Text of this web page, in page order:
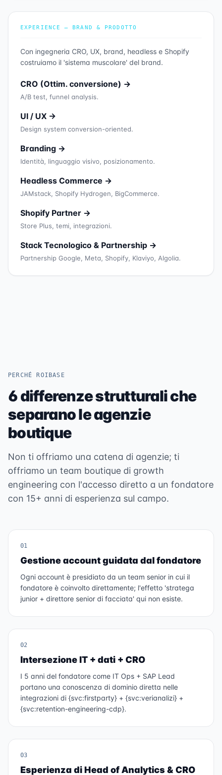
EXPERIENCE — BRAND & PRODOTTO
Con ingegneria CRO, UX, brand, headless e Shopify
costruiamo il 'sistema muscolare' del brand.
CRO (Ottim. conversione) →
A/B test, funnel analysis.
UI / UX →
Design system conversion-oriented.
Branding →
Identità, linguaggio visivo, posizionamento.
Headless Commerce →
JAMstack, Shopify Hydrogen, BigCommerce.
Shopify Partner →
Store Plus, temi, integrazioni.
Stack Tecnologico & Partnership →
Partnership Google, Meta, Shopify, Klaviyo, Algolia.
PERCHÉ ROIBASE
6 differenze strutturali che
separano le agenzie
boutique
Non ti offriamo una catena di agenzie; ti
offriamo un team boutique di growth
engineering con l'accesso diretto a un fondatore
con 15+ anni di esperienza sul campo.
01
Gestione account guidata dal fondatore
Ogni account è presidiato da un team senior in cui il
fondatore è coinvolto direttamente; l'effetto 'stratega
junior + direttore senior di facciata' qui non esiste.
02
Intersezione IT + dati + CRO
I 5 anni del fondatore come IT Ops + SAP Lead
portano una conoscenza di dominio diretta nelle
integrazioni di {svc:firstparty} + {svc:verianalizi} +
{svc:retention-engineering-cdp}.
03
Esperienza di Head of Analytics & CRO